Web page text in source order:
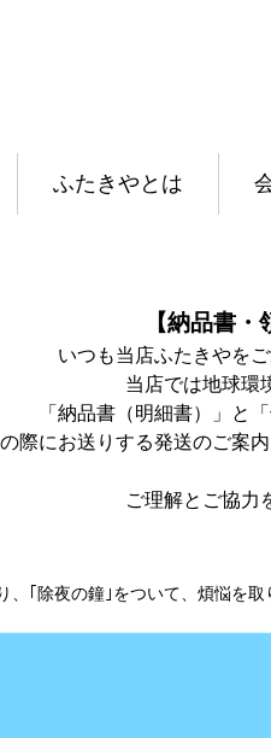
ふたきやとは
【納品書
いつも当店ふたきやを
当店では地球環
「納品書（明細書）」と
際にお送りする発送のご案
ご理解とご協力
｢除夜の鐘｣をついて、煩悩を取